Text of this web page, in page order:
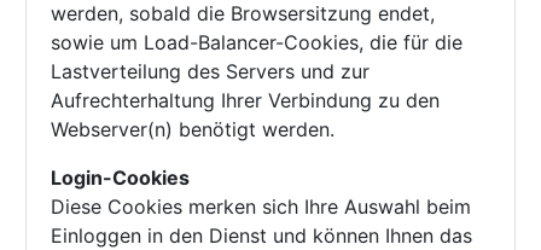
werden, sobald die Browsersitzung endet,
sowie um Load-Balancer-Cookies, die für die
Lastverteilung des Servers und zur
Aufrechterhaltung Ihrer Verbindung zu den
Webserver(n) benötigt werden.
Login-Cookies
Diese Cookies merken sich Ihre Auswahl beim
Einloggen in den Dienst und können Ihnen das